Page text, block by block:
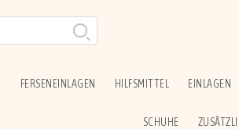
FERSENEINLAGEN HILFSMITTEL EINLAGEN
SCHUHE